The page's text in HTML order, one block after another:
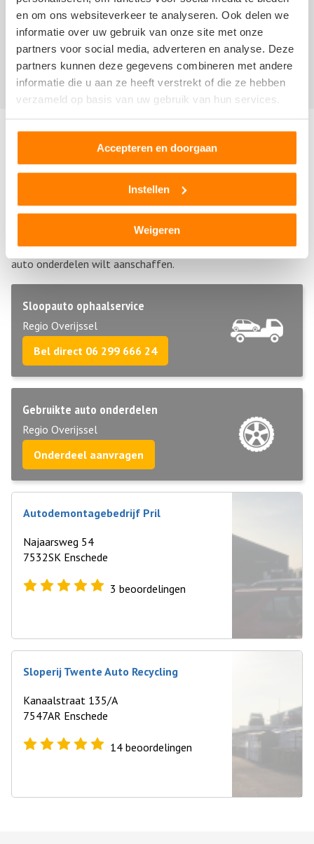
en om ons websiteverkeer te analyseren. Ook delen we
informatie over uw gebruik van onze site met onze
partners voor social media, adverteren en analyse. Deze
partners kunnen deze gegevens combineren met andere
informatie die u aan ze heeft verstrekt of die ze hebben
verzameld op basis van uw gebruik van hun services.
Accepteren en doorgaan
Instellen
Weigeren
Er zijn nog geen recensies geschreven over
Ikwilvanmijnautoaf.nl. Schrijf nu alseerste een review!
Andere autosloperijen in de buurt
Bent u op zoek naar een andere autosloperij, autosloop of
autodemontagebedrijf in de buurt van Ikwilvanmijnautoaf.nl?
Hieronder vind u een overzicht van autosloperijen in
. Deze bedrijven kunnen u helpen als u uw
sloopauto wilt verkopen of als u tweedehands of gebruikte
auto onderdelen wilt aanschaffen.
Sloopauto ophaalservice
Regio Overijssel
Bel direct 06 299 666 24
Gebruikte auto onderdelen
Regio Overijssel
Onderdeel aanvragen
Autodemontagebedrijf Pril
Najaarsweg 54
7532SK Enschede
3 beoordelingen
Sloperij Twente Auto Recycling
Kanaalstraat 135/A
7547AR Enschede
14 beoordelingen